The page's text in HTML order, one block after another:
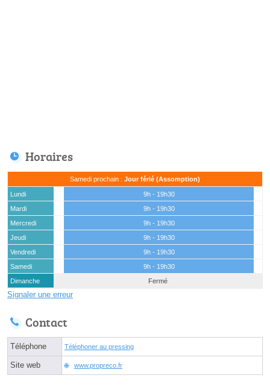
Horaires
Samedi prochain : Jour férié (Assomption)
Lundi
9h - 19h30
Mardi
9h - 19h30
Mercredi
9h - 19h30
Jeudi
9h - 19h30
Vendredi
9h - 19h30
Samedi
9h - 19h30
Dimanche
Fermé
Signaler une erreur
Contact
Téléphone Téléphoner au pressing
Site web www.propreco.fr